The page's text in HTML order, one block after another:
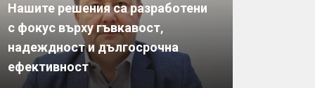
Нашите решения са разработени
с фокус върху гъвкавост,
надеждност и дългосрочна
ефективност